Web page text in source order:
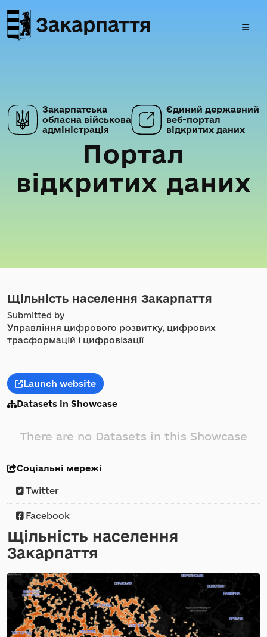
Закарпаття
Закарпатська
обласна військова
адміністрація
Єдиний державний
веб-портал
відкритих даних
Портал
відкритих даних
Щільність населення Закарпаття
Submitted by
Управління цифрового розвитку, цифрових
трасформацій і цифровізації
Launch website
Datasets in Showcase
There are no Datasets in this Showcase
Соціальні мережі
Twitter
Facebook
Щільність населення
Закарпаття